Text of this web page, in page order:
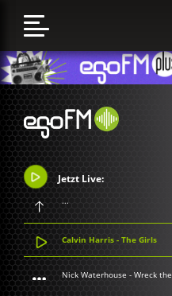
Jetzt Live:
...
Calvin Harris - The Girls